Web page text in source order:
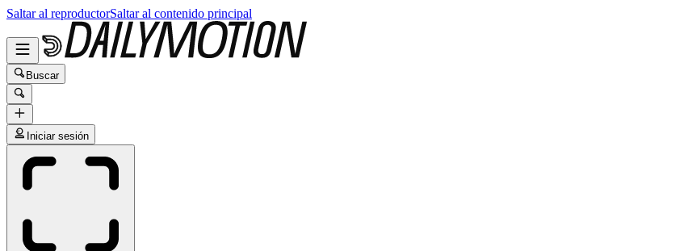
Saltar al reproductorSaltar al contenido principal
Buscar
Iniciar sesión